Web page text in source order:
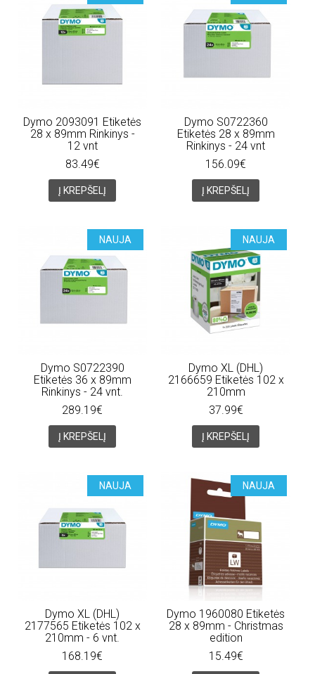
Dymo 2093091 Etiketės
28 x 89mm Rinkinys -
12 vnt
83.49€
Į KREPŠELĮ
Dymo S0722360
Etiketės 28 x 89mm
Rinkinys - 24 vnt
156.09€
Į KREPŠELĮ
NAUJA
Dymo S0722390
Etiketės 36 x 89mm
Rinkinys - 24 vnt.
289.19€
Į KREPŠELĮ
NAUJA
Dymo XL (DHL)
2166659 Etiketės 102 x
210mm
37.99€
Į KREPŠELĮ
NAUJA
Dymo XL (DHL)
2177565 Etiketės 102 x
210mm - 6 vnt.
168.19€
NAUJA
Dymo 1960080 Etiketės
28 x 89mm - Christmas
edition
15.49€